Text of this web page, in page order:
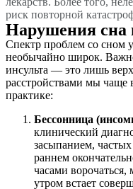
риск повторной
Нарушения сна
Спектр проблем со сном
необычайно широк.
инсульта — это лишь
расстройствами мы чаще
практике:
Бессонница
клинический
засыпанием,
раннем
часами ворочаться,
утром встает